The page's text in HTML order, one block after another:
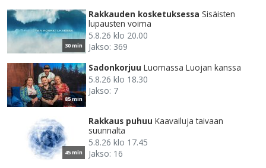
30 min
Rakkauden kosketuksessa Sisäisten
lupausten voima
5.8.26 klo 20.00
Jakso: 369
85 min
Sadonkorjuu Luomassa Luojan kanssa
5.8.26 klo 18.30
Jakso: 7
45 min
Rakkaus puhuu Kaavailuja taivaan
suunnalta
5.8.26 klo 17.45
Jakso: 16